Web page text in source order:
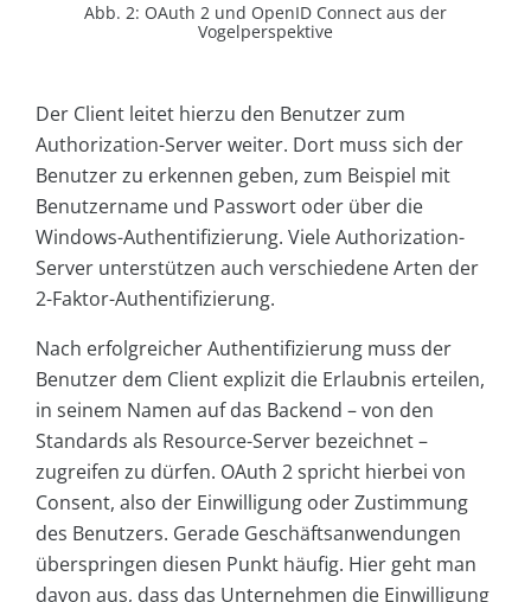
Abb. 2: OAuth 2 und OpenID Connect aus der
Vogelperspektive
Der Client leitet hierzu den Benutzer zum
Authorization-Server weiter. Dort muss sich der
Benutzer zu erkennen geben, zum Beispiel mit
Benutzername und Passwort oder über die
Windows-Authentifizierung. Viele Authorization-
Server unterstützen auch verschiedene Arten der
2-Faktor-Authentifizierung.
Nach erfolgreicher Authentifizierung muss der
Benutzer dem Client explizit die Erlaubnis erteilen,
in seinem Namen auf das Backend – von den
Standards als Resource-Server bezeichnet –
zugreifen zu dürfen. OAuth 2 spricht hierbei von
Consent, also der Einwilligung oder Zustimmung
des Benutzers. Gerade Geschäftsanwendungen
überspringen diesen Punkt häufig. Hier geht man
davon aus, dass das Unternehmen die Einwilligung